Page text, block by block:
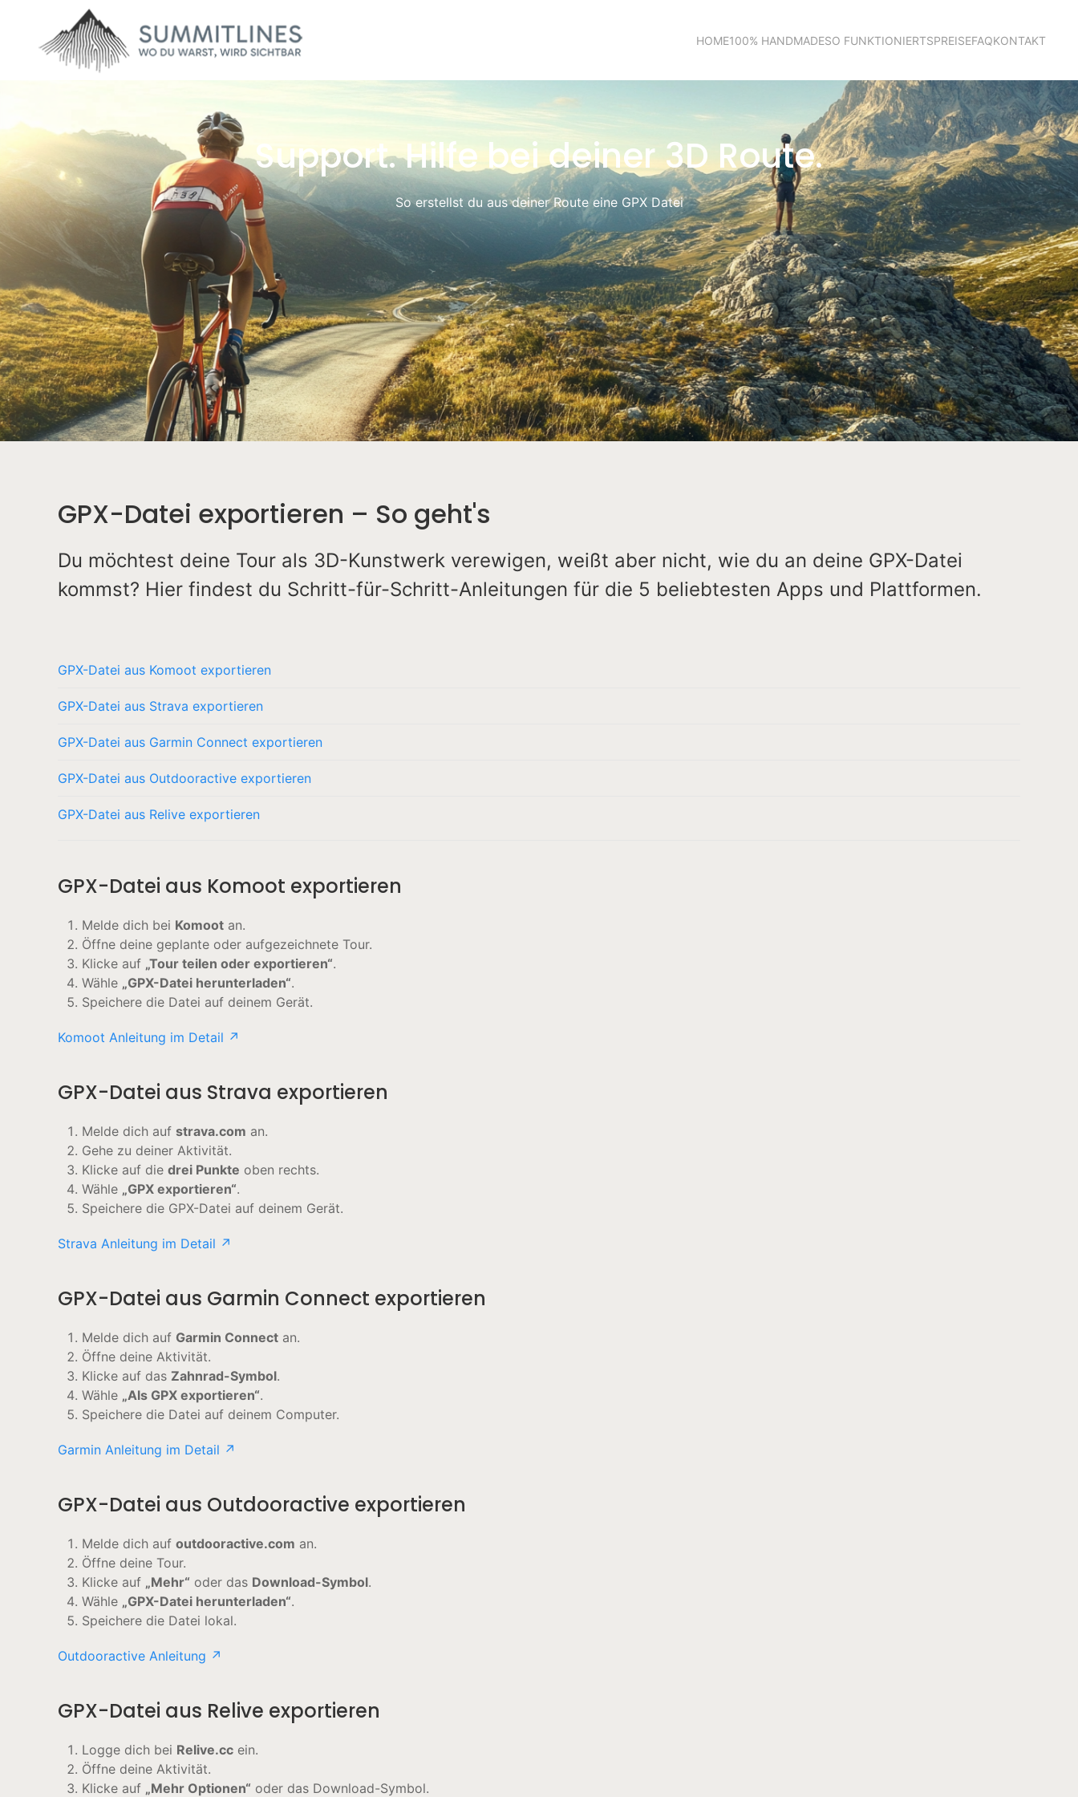
HOME100% HANDMADESO FUNKTIONIERTSPREISEFAQKONTAKT
Support. Hilfe bei deiner 3D Route.
So erstellst du aus deiner Route eine GPX Datei
GPX-Datei exportieren – So geht's
Du möchtest deine Tour als 3D-Kunstwerk verewigen, weißt aber nicht, wie du an deine GPX-Datei
kommst? Hier findest du Schritt-für-Schritt-Anleitungen für die 5 beliebtesten Apps und Plattformen.
GPX-Datei aus Komoot exportieren
GPX-Datei aus Strava exportieren
GPX-Datei aus Garmin Connect exportieren
GPX-Datei aus Outdooractive exportieren
GPX-Datei aus Relive exportieren
GPX-Datei aus Komoot exportieren
Melde dich bei Komoot an.
Öffne deine geplante oder aufgezeichnete Tour.
Klicke auf „Tour teilen oder exportieren“.
Wähle „GPX-Datei herunterladen“.
Speichere die Datei auf deinem Gerät.
Komoot Anleitung im Detail ↗
GPX-Datei aus Strava exportieren
Melde dich auf strava.com an.
Gehe zu deiner Aktivität.
Klicke auf die drei Punkte oben rechts.
Wähle „GPX exportieren“.
Speichere die GPX-Datei auf deinem Gerät.
Strava Anleitung im Detail ↗
GPX-Datei aus Garmin Connect exportieren
Melde dich auf Garmin Connect an.
Öffne deine Aktivität.
Klicke auf das Zahnrad-Symbol.
Wähle „Als GPX exportieren“.
Speichere die Datei auf deinem Computer.
Garmin Anleitung im Detail ↗
GPX-Datei aus Outdooractive exportieren
Melde dich auf outdooractive.com an.
Öffne deine Tour.
Klicke auf „Mehr“ oder das Download-Symbol.
Wähle „GPX-Datei herunterladen“.
Speichere die Datei lokal.
Outdooractive Anleitung ↗
GPX-Datei aus Relive exportieren
Logge dich bei Relive.cc ein.
Öffne deine Aktivität.
Klicke auf „Mehr Optionen“ oder das Download-Symbol.